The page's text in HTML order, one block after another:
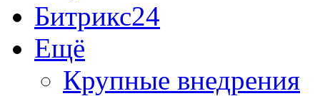
Битрикс24
Ещё
Крупные внедрения